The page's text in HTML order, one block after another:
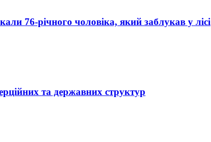
76-річного чоловіка, який заблукав у лісі
та державних структур